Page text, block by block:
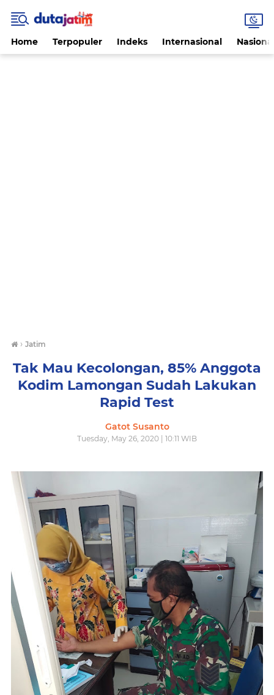
Home Terpopuler Indeks Internasional
› Jatim
Tak Mau Kecolongan, 85% Anggota
Kodim Lamongan Sudah Lakukan
Rapid Test
Gatot Susanto
Tuesday, May 26, 2020 | 10:11 WIB